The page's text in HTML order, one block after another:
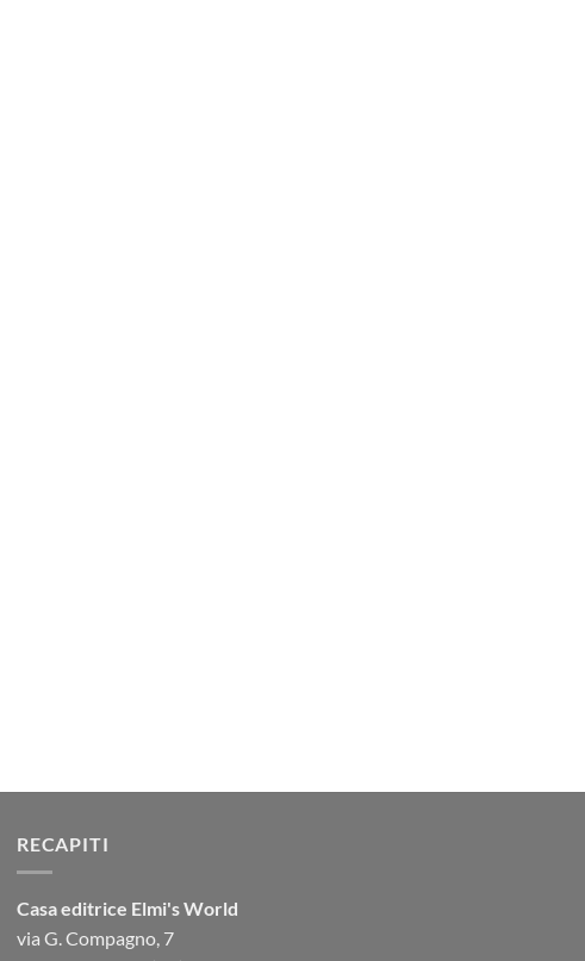
RECAPITI
Casa editrice Elmi's World
via G. Compagno, 7